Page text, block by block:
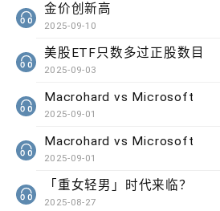
金价创新高
2025-09-10
美股ETF只数多过正股数目
2025-09-03
Macrohard vs Microsoft
2025-09-01
Macrohard vs Microsoft
2025-09-01
「重女轻男」时代来临？
2025-08-27